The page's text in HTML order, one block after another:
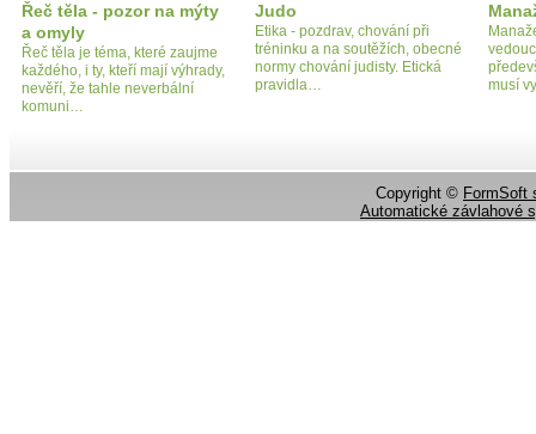
Řeč těla - pozor na mýty
a omyly
Řeč těla je téma, které zaujme
každého, i ty, kteří mají výhrady,
nevěří, že tahle neverbální
komuni…
Judo
Etika - pozdrav, chování při
tréninku a na soutěžích, obecné
normy chování judisty. Etická
pravidla…
musí
Copyright © FormSoft
Automatické závlahové